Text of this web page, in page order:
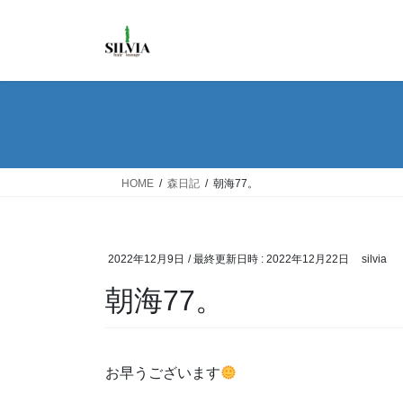
HOME 森日記 朝海77。
2022年12月9日 / 最終更新日時 : 2022年12月22日 silvia
朝海77。
お早うございます